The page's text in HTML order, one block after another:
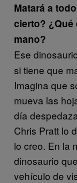
Matará a
cierto? ¿Qué
mano?
Ese
si tiene que
Imagina que
mueva las
día
Chris Pratt lo
lo creo. En la
dinosaurio
vehículo de